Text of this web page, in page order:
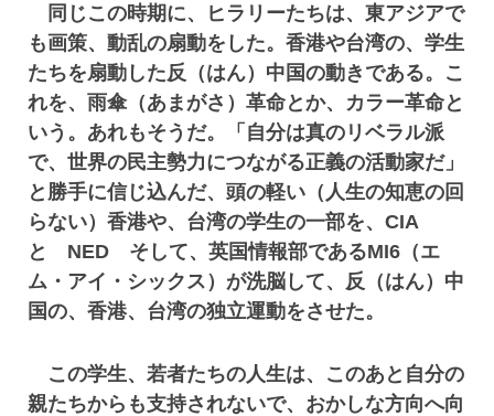
同じこの時期に、ヒラリーたちは、東アジアで
も画策、動乱の扇動をした。香港や台湾の、学生
たちを扇動した反（はん）中国の動きである。こ
れを、雨傘（あまがさ）革命とか、カラー革命と
いう。あれもそうだ。「自分は真のリベラル派
で、世界の民主勢力につながる正義の活動家だ」
と勝手に信じ込んだ、頭の軽い（人生の知恵の回
らない）香港や、台湾の学生の一部を、CIA
と NED そして、英国情報部であるMI6（エ
ム・アイ・シックス）が洗脳して、反（はん）中
国の、香港、台湾の独立運動をさせた。
この学生、若者たちの人生は、このあと自分の
親たちからも支持されないで、おかしな方向へ向